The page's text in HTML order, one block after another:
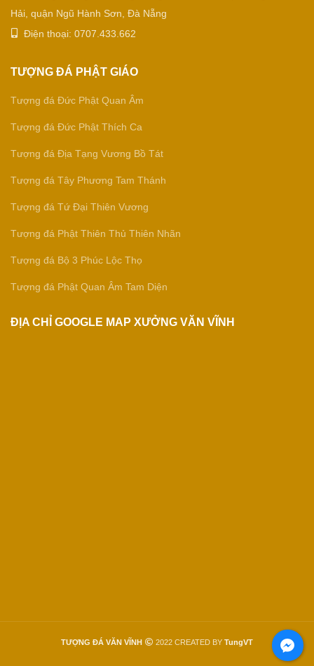
Hải, quận Ngũ Hành Sơn, Đà Nẵng
Điện thoại: 0707.433.662
TƯỢNG ĐÁ PHẬT GIÁO
Tượng đá Đức Phật Quan Âm
Tượng đá Đức Phật Thích Ca
Tượng đá Địa Tạng Vương Bồ Tát
Tượng đá Tây Phương Tam Thánh
Tượng đá Tứ Đại Thiên Vương
Tượng đá Phật Thiên Thủ Thiên Nhãn
Tượng đá Bộ 3 Phúc Lộc Thọ
Tượng đá Phật Quan Âm Tam Diện
ĐỊA CHỈ GOOGLE MAP XƯỞNG VĂN VĨNH
TƯỢNG ĐÁ VĂN VĨNH 2022 CREATED BY TungVT